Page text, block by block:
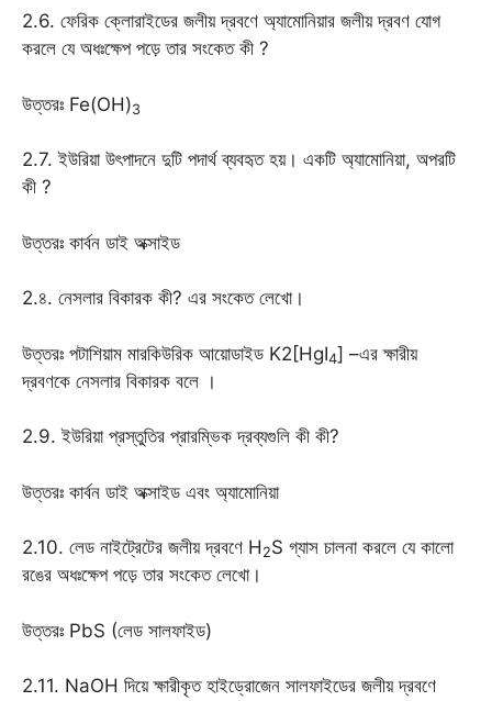
2.6. ফেরিক ক্লোরাইডের জলীয় দ্রবণে অ্যামোনিয়ার জলীয় দ্রবণ যোগ
করলে যে অধঃক্ষেপ পড়ে তার সংকেত কী ?
উত্তরঃ Fe(OH)3
2.7. ইউরিয়া উৎপাদনে দুটি পদার্থ ব্যবহৃত হয়। একটি অ্যামোনিয়া, অপরটি
কী ?
উত্তরঃ কার্বন ডাই অক্সাইড
2.৪. নেসলার বিকারক কী? এর সংকেত লেখো।
উত্তরঃ পটাশিয়াম মারকিউরিক আয়োডাইড K2[HgI4] –এর ক্ষারীয়
দ্রবণকে নেসলার বিকারক বলে ।
2.9. ইউরিয়া প্রস্তুতির প্রারম্ভিক দ্রব্যগুলি কী কী?
উত্তরঃ কার্বন ডাই অক্সাইড এবং অ্যামোনিয়া
2.10. লেড নাইট্রেটের জলীয় দ্রবণে H 2S গ্যাস চালনা করলে যে কালো
রঙের অধঃক্ষেপ পড়ে তার সংকেত লেখো।
উত্তরঃ PbS (লেড সালফাইড)
2.11. NaOH দিয়ে ক্ষারীকৃত হাইড্রোজেন সালফাইডের জলীয় দ্রবণে